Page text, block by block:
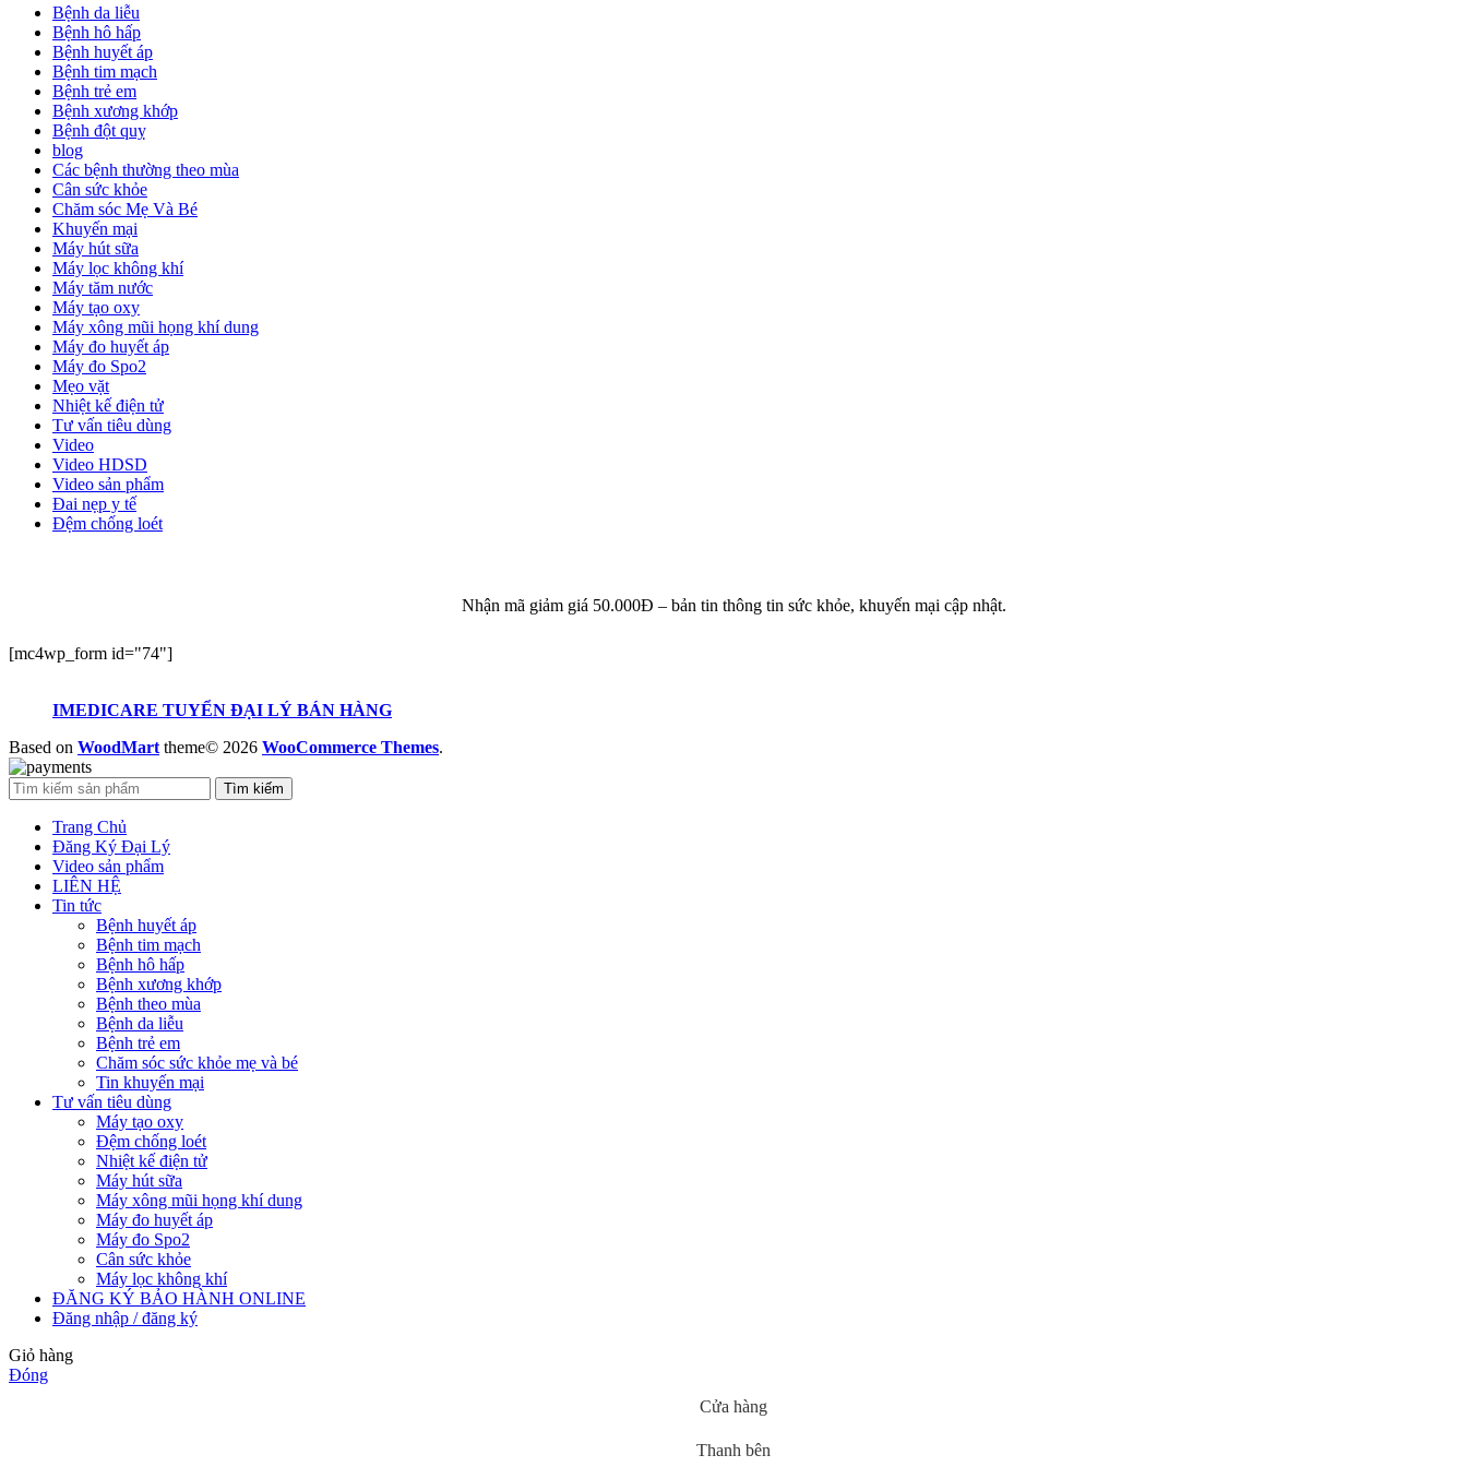
Bệnh da liễu
Bệnh hô hấp
Bệnh huyết áp
Bệnh tim mạch
Bệnh trẻ em
Bệnh xương khớp
Bệnh đột quỵ
blog
Các bệnh thường theo mùa
Cân sức khỏe
Chăm sóc Mẹ Và Bé
Khuyến mại
Máy hút sữa
Máy lọc không khí
Máy tăm nước
Máy tạo oxy
Máy xông mũi họng khí dung
Máy đo huyết áp
Máy đo Spo2
Mẹo vặt
Nhiệt kế điện tử
Tư vấn tiêu dùng
Video
Video HDSD
Video sản phẩm
Đai nẹp y tế
Đệm chống loét
Nhận mã giảm giá 50.000Đ – bản tin thông tin sức khỏe, khuyến mại cập nhật.
[mc4wp_form id="74"]
IMEDICARE TUYỂN ĐẠI LÝ BÁN HÀNG
Based on WoodMart theme© 2026 WooCommerce Themes.
Tìm kiếm
Trang Chủ
Đăng Ký Đại Lý
Video sản phẩm
LIÊN HỆ
Tin tức
Bệnh huyết áp
Bệnh tim mạch
Bệnh hô hấp
Bệnh xương khớp
Bệnh theo mùa
Bệnh da liễu
Bệnh trẻ em
Chăm sóc sức khỏe mẹ và bé
Tin khuyến mại
Tư vấn tiêu dùng
Máy tạo oxy
Đệm chống loét
Nhiệt kế điện tử
Máy hút sữa
Máy xông mũi họng khí dung
Máy đo huyết áp
Máy đo Spo2
Cân sức khỏe
Máy lọc không khí
ĐĂNG KÝ BẢO HÀNH ONLINE
Đăng nhập / đăng ký
Giỏ hàng
Đóng
Cửa hàng
Thanh bên